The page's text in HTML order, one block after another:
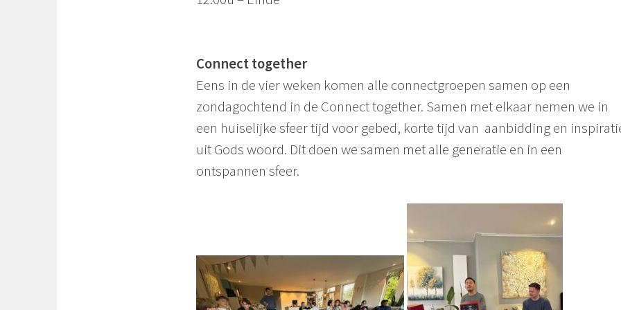
Connect together
Eens in de vier weken komen alle connectgroepen samen op een
zondagochtend in de Connect together. Samen met elkaar nemen we in
een huiselijke sfeer tijd voor gebed, korte tijd van aanbidding en
uit Gods woord. Dit doen we samen met alle generatie en in een
ontspannen sfeer.